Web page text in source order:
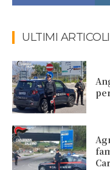
ULTIMI ARTICOLI